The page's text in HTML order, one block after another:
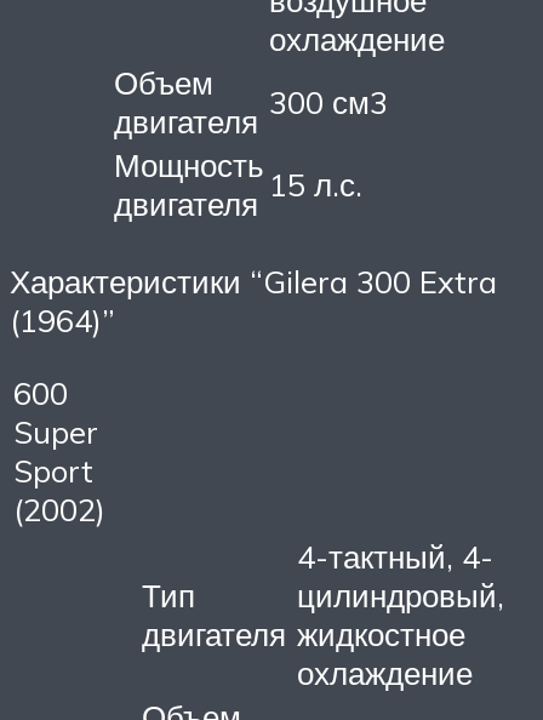
охлаждение
Объем
двигателя 300 см3
Мощность
двигателя 15 л.с.
Характеристики “Gilera 300 Extra
(1964)”
600
Super
Sport
(2002)
Тип
двигателя
4-тактный, 4-
цилиндровый,
жидкостное
охлаждение